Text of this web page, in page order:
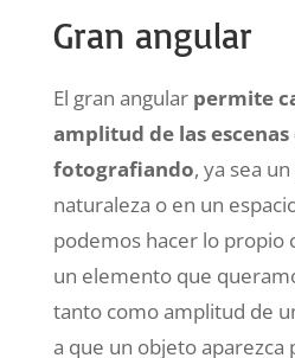
Gran angular
El gran angular permite
amplitud de las
fotografiando, ya sea
naturaleza o en un
podemos hacer lo propio
un elemento que
tanto como amplitud de
a que un objeto aparezca